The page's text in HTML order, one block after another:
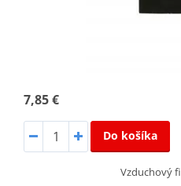
7,85 €
Do košíka
Vzduchový